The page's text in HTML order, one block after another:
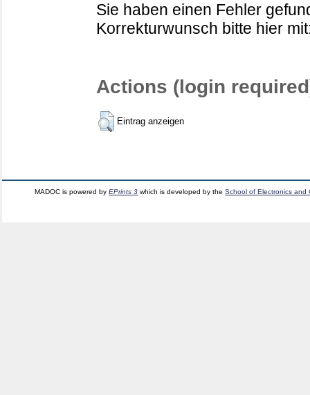
Sie haben einen Fehler
Korrekturwunsch bitte hier
Actions (login
Eintrag anzeigen
MADOC is powered byEPrints 3 which is developed by theSchool of Electronics and